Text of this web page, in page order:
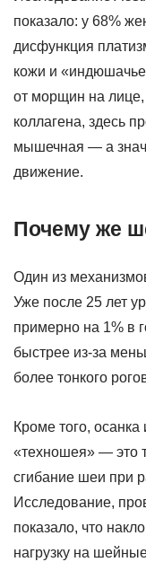
показало: у 68%
дисфункция
кожи и
от морщин на
коллагена, здесь
мышечная — а
движение.
Почему же
Один из
Уже после 25 лет
примерно на 1% в
быстрее из-за
более тонкого
Кроме того, осанка
«техношея» — это
сгибание шеи при
Исследование,
показало, что
нагрузку на